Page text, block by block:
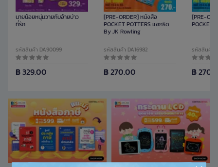
นายน้อยหนุ่มวายกับอ้ายบ่าว
ที่รัก
รหัสสินค้า DA90099
฿ 329.00
[PRE-ORDER] หนังสือ
POCKET POTTERS แฮกริด
By JK Rowling
รหัสสินค้า DA16982
฿ 270.00
[PRE-
POCKET
รหัสสินค้า
฿